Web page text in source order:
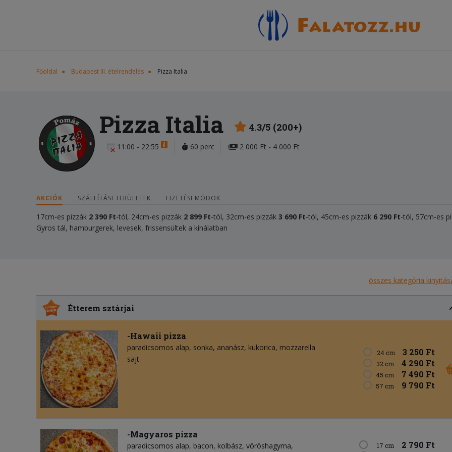
Főoldal Budapest III. ételrendelés Pizza Italia
Pizza Italia 4.3/5 (200+)
11:00 - 22:55 60 perc 2 000 Ft - 4 000 Ft
AKCIÓK SZÁLLÍTÁSI TERÜLETEK FIZETÉSI MÓDOK
17cm-es pizzák 2 390 Ft-tól, 24cm-es pizzák 2 899 Ft-tól, 32cm-es pizzák 3 690 Ft-tól, 45cm-es pizzák 6 290 Ft-tól, 57cm-es
Gyros tál, hamburgerek, levesek, frissensültek a kínálatban
összes kategória
Étterem sztárjai
-Hawaii pizza
paradicsomos alap sonka ananász kukorica mozzarella
sajt
24 cm 3 250 Ft
32 cm 4 290 Ft
45 cm 7 490 Ft
57 cm 9 790 Ft
-Magyaros pizza
paradicsomos alap bacon kolbász vöröshagyma 17 cm
2 790 Ft